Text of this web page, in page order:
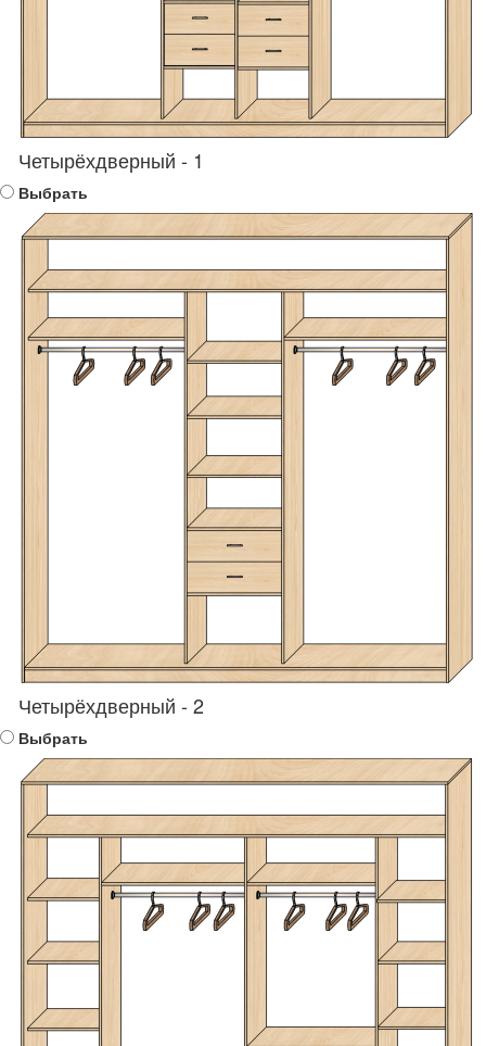
Четырёхдверный - 1
Выбрать
Четырёхдверный - 2
Выбрать